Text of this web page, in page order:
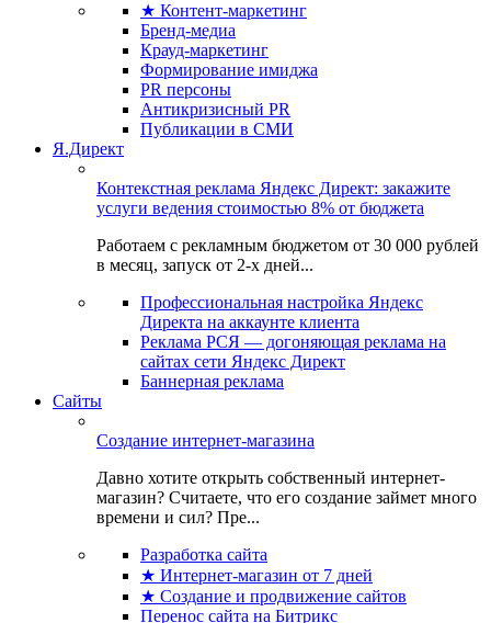
★ Контент-маркетинг
Бренд-медиа
Крауд-маркетинг
Формирование имиджа
PR персоны
Антикризисный PR
Публикации в СМИ
Я.Директ
Контекстная реклама Яндекс Директ: закажите
услуги ведения стоимостью 8% от бюджета
Работаем с рекламным бюджетом от 30 000 рублей
в месяц, запуск от 2-х дней...
Профессиональная настройка Яндекс
Директа на аккаунте клиента
Реклама РСЯ — догоняющая реклама на
сайтах сети Яндекс Директ
Баннерная реклама
Сайты
Создание интернет-магазина
Давно хотите открыть собственный интернет-
магазин? Считаете, что его создание займет много
времени и сил? Пре...
Разработка сайта
★ Интернет-магазин от 7 дней
★ Создание и продвижение сайтов
Перенос сайта на Битрикс